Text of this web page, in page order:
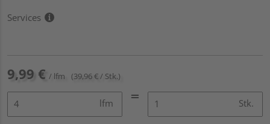
Services
9,99 € / lfm (39,96 € / Stk.)
lfm Stk.